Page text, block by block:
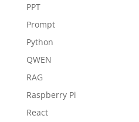
PPT
Prompt
Python
QWEN
RAG
Raspberry Pi
React